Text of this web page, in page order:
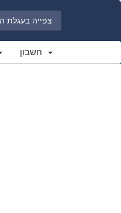
צפייה בעגלת